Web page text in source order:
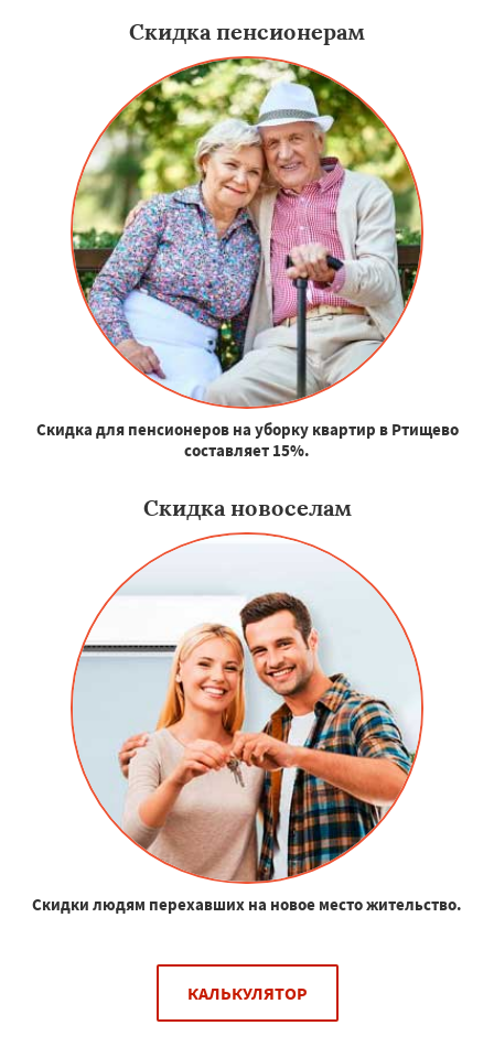
Скидка пенсионерам
Скидка для пенсионеров на уборку квартир в Ртищево
составляет 15%.
Скидка новоселам
Скидки людям перехавших на новое место жительство.
КАЛЬКУЛЯТОР